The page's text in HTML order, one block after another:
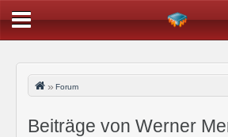
Forum
Beiträge von Werner